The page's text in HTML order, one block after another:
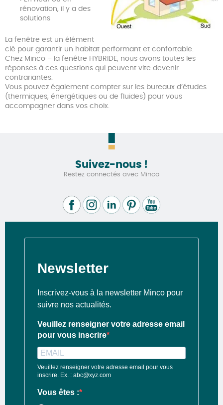
rénovation, il y a des
solutions
La fenêtre est un élément
clé pour garantir un habitat performant et confortable.
Chez Minco – la fenêtre HYBRIDE, nous avons toutes les
réponses à ces questions qui peuvent vite devenir
contrariantes.
Vous pouvez également compter sur les bureaux d’études
(thermiques, énergétiques ou de fluides) pour vous
accompagner dans vos choix.
Suivez-nous !
Restez connectés avec Minco
Newsletter
Inscrivez-vous à la newsletter Minco pour
suivre nos actualités.
Veuillez renseigner votre adresse email
pour vous inscrire
Veuillez renseigner votre adresse email pour vous
inscrire. Ex. : abc@xyz.com
Vous êtes :